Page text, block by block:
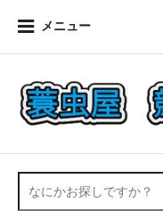
メニュー